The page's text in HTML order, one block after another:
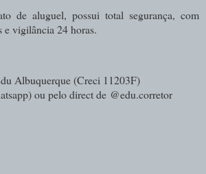
de aluguel, possui total segurança, com
e vigilância 24 horas.
Albuquerque (Creci 11203F)
ou pelo direct de @edu.corretor